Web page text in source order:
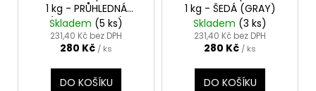
1 kg - PRŮHLEDNÁ
(TRANSPARENT)
Skladem (5 ks)
231,40 Kč bez DPH
280 Kč / ks
DO KOŠÍKU
1 kg - ŠEDÁ (GRAY)
Skladem (3 ks)
231,40 Kč bez DPH
280 Kč / ks
DO KOŠÍKU